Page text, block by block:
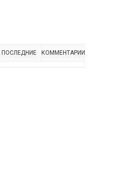
ПОСЛЕДНИЕ КОММЕНТАРИИ